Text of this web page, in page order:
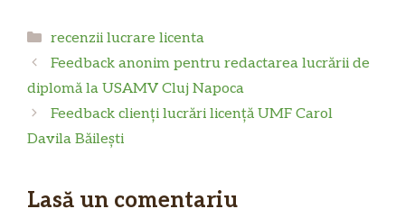
Categorii
recenzii lucrare licenta
Feedback anonim pentru redactarea lucrării de
diplomă la USAMV Cluj Napoca
Feedback clienți lucrări licență UMF Carol
Davila Băilești
Lasă un comentariu